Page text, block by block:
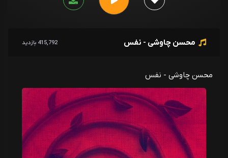
محسن چاوشی - نفس 415,792 بازدید
محسن چاوشی - نفس